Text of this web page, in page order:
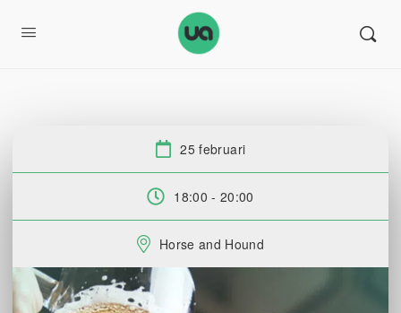
Datum:
25 februari
Tid:
18:00 - 20:00
Plats:
Horse and Hound